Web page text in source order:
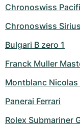
Chronoswiss
Chronoswiss Sirius
Bulgari B zero 1
Franck Muller
Montblanc Nicolas
Panerai Ferrari
Rolex Submariner